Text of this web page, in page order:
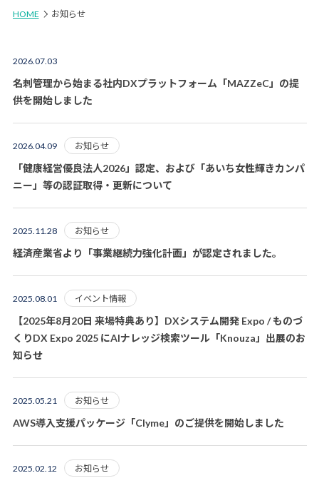
HOME お知らせ
2026.07.03
名刺管理から始まる社内DXプラットフォーム「MAZZeC」の提
供を開始しました
2026.04.09 お知らせ
「健康経営優良法人2026」認定、および「あいち女性輝きカンパ
ニー」等の認証取得・更新について
2025.11.28 お知らせ
経済産業省より「事業継続力強化計画」が認定されました。
2025.08.01 イベント情報
【2025年8月20日 来場特典あり】DXシステム開発 Expo / ものづ
くりDX Expo 2025 にAIナレッジ検索ツール「Knouza」出展のお
知らせ
2025.05.21 お知らせ
AWS導入支援パッケージ「Clyme」のご提供を開始しました
2025.02.12 お知らせ